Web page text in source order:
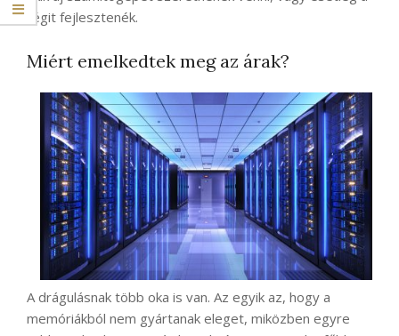
régit fejlesztenék.
Miért emelkedtek meg az árak?
A drágulásnak több oka is van. Az egyik az, hogy a
memóriákból nem gyártanak eleget, miközben egyre